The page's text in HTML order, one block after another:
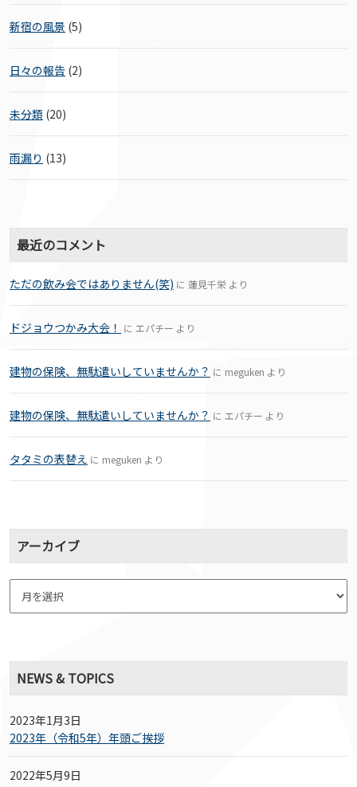
新宿の風景 (5)
日々の報告 (2)
未分類 (20)
雨漏り (13)
最近のコメント
ただの飲み会ではありません(笑) に 蓮見千栄 より
ドジョウつかみ大会！ に エパチー より
建物の保険、無駄遣いしていませんか？ に meguken より
建物の保険、無駄遣いしていませんか？ に エパチー より
タタミの表替え に meguken より
アーカイブ
NEWS & TOPICS
2023年1月3日
2023年（令和5年）年頭ご挨拶
2022年5月9日